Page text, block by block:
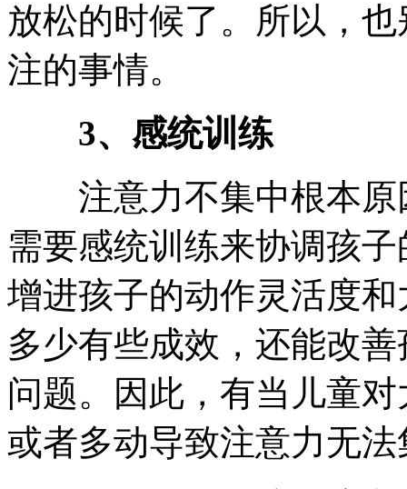
放松的时候了。所以，
注的事情。
3、感统训练
注意力不集中根本原
需要感统训练来协调孩
增进孩子的动作灵活度
多少有些成效，还能改
问题。因此，有当儿童
或者多动导致注意力无